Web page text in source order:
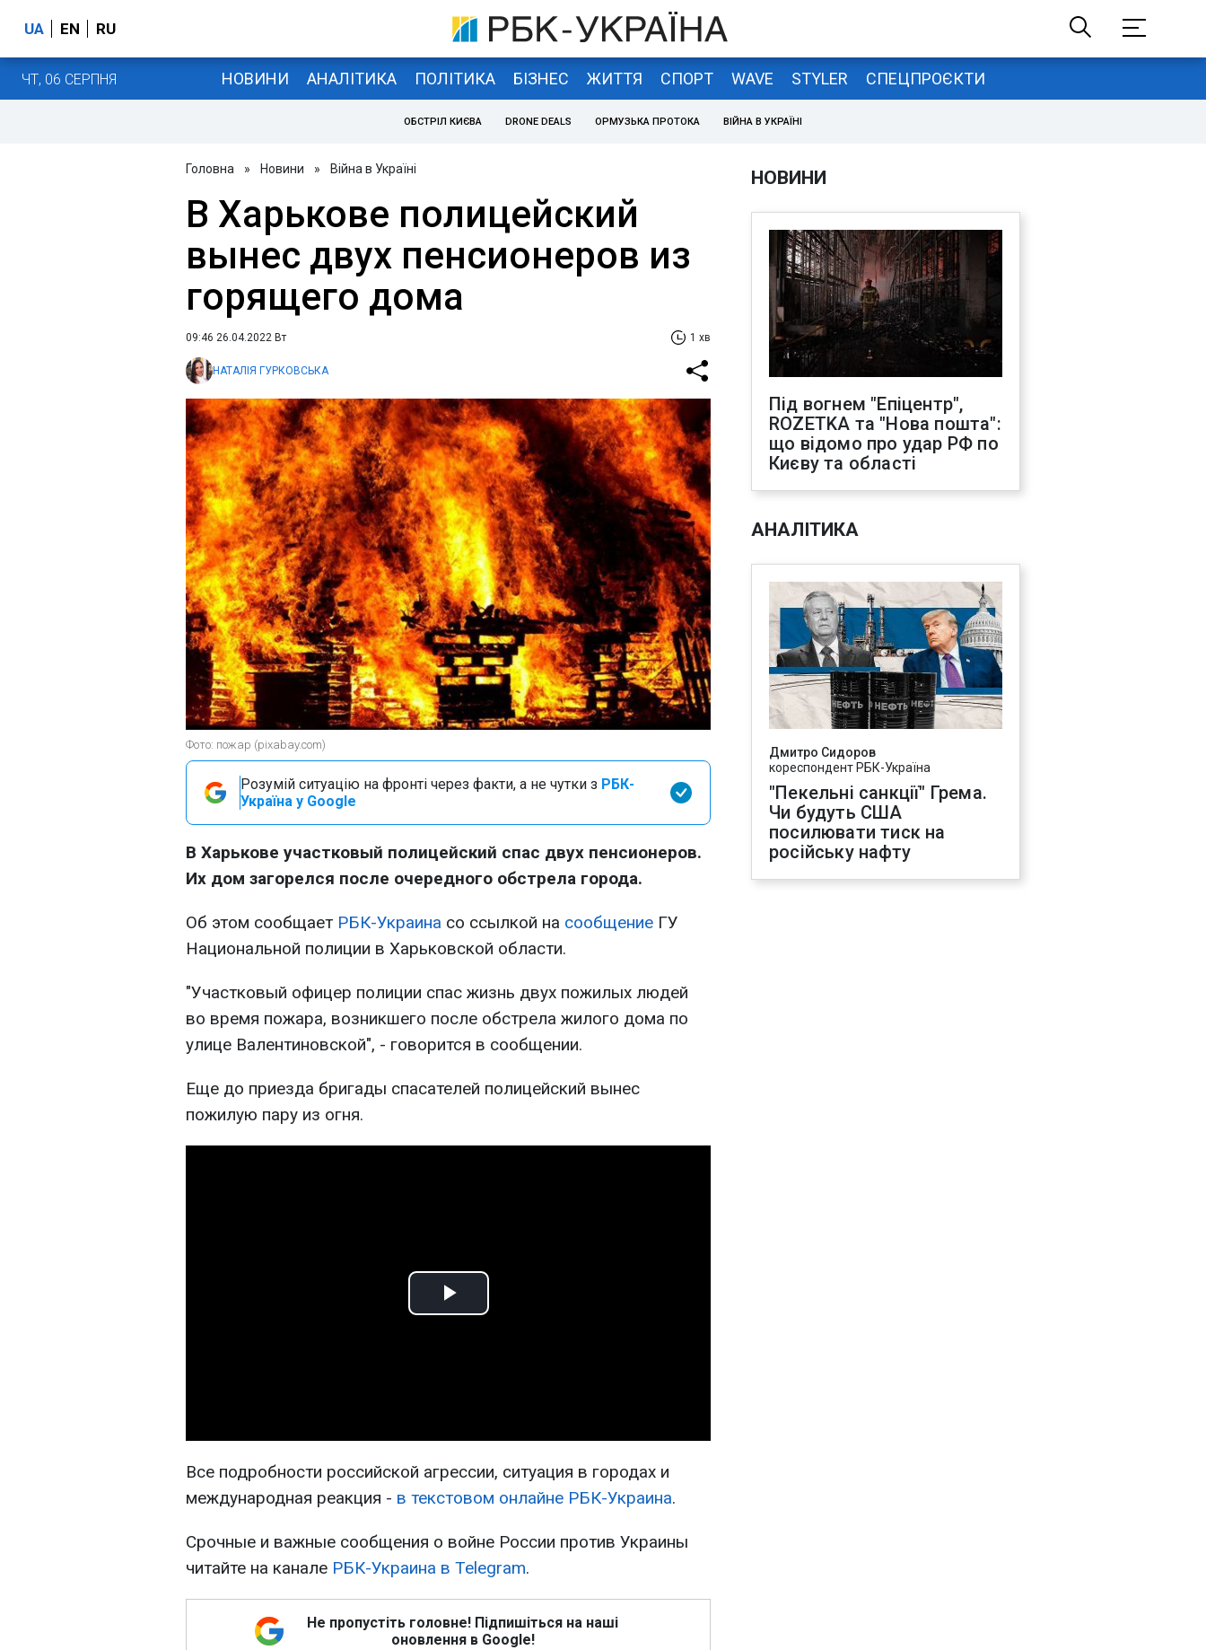
UA EN RU
ЧТ, 06 СЕРПНЯ НОВИНИ АНАЛІТИКА ПОЛІТИКА БІЗНЕС ЖИТТЯ СПОРТ WAVE STYLER СПЕЦПРОЄКТИ
ОБСТРІЛ КИЄВА DRONE DEALS ОРМУЗЬКА ПРОТОКА ВІЙНА В УКРАЇНІ
Головна » Новини » Війна в Україні
В Харькове полицейский
вынес двух пенсионеров из
горящего дома
09:46 26.04.2022 Вт 1 хв
НАТАЛІЯ ГУРКОВСЬКА
Фото: пожар (pixabay.com)
Розумій ситуацію на фронті через факти, а не чутки з РБК-
Україна у Google
В Харькове участковый полицейский спас двух пенсионеров.
Их дом загорелся после очередного обстрела города.
Об этом сообщает РБК-Украина со ссылкой на сообщение ГУ
Национальной полиции в Харьковской области.
"Участковый офицер полиции спас жизнь двух пожилых людей
во время пожара, возникшего после обстрела жилого дома по
улице Валентиновской", - говорится в сообщении.
Еще до приезда бригады спасателей полицейский вынес
пожилую пару из огня.
Play
Все подробности российской агрессии, ситуация в городах и
международная реакция - в текстовом онлайне РБК-Украина.
Срочные и важные сообщения о войне России против Украины
читайте на канале РБК-Украина в Telegram.
Не пропустіть головне! Підпишіться на наші
оновлення в Google!
НОВИНИ
Під вогнем "Епіцентр",
ROZETKA та "Нова пошта":
що відомо про удар РФ по
Києву та області
АНАЛІТИКА
Дмитро Сидоров
кореспондент РБК-Україна
"Пекельні санкції" Грема.
Чи будуть США
посилювати тиск на
російську нафту